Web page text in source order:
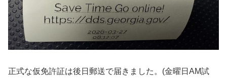
正式な仮免許証は後日郵送で届きました。(金曜日AM試